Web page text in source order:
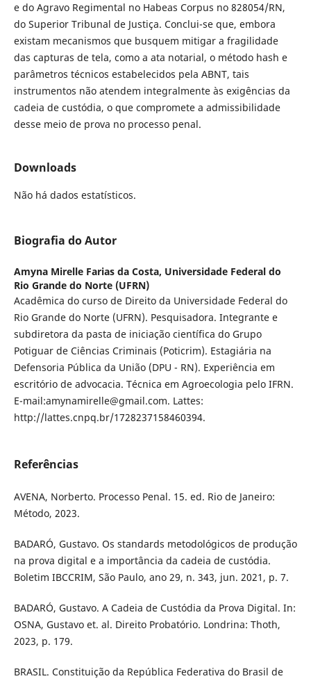
e do Agravo Regimental no Habeas Corpus no 828054/RN,
do Superior Tribunal de Justiça. Conclui-se que, embora
existam mecanismos que busquem mitigar a fragilidade
das capturas de tela, como a ata notarial, o método hash e
parâmetros técnicos estabelecidos pela ABNT, tais
instrumentos não atendem integralmente às exigências da
cadeia de custódia, o que compromete a admissibilidade
desse meio de prova no processo penal.
Downloads
Não há dados estatísticos.
Biografia do Autor
Amyna Mirelle Farias da Costa, Universidade Federal do
Rio Grande do Norte (UFRN)
Acadêmica do curso de Direito da Universidade Federal do
Rio Grande do Norte (UFRN). Pesquisadora. Integrante e
subdiretora da pasta de iniciação científica do Grupo
Potiguar de Ciências Criminais (Poticrim). Estagiária na
Defensoria Pública da União (DPU - RN). Experiência em
escritório de advocacia. Técnica em Agroecologia pelo IFRN.
E-mail:amynamirelle@gmail.com. Lattes:
http://lattes.cnpq.br/1728237158460394.
Referências
AVENA, Norberto. Processo Penal. 15. ed. Rio de Janeiro:
Método, 2023.
BADARÓ, Gustavo. Os standards metodológicos de produção
na prova digital e a importância da cadeia de custódia.
Boletim IBCCRIM, São Paulo, ano 29, n. 343, jun. 2021, p. 7.
BADARÓ, Gustavo. A Cadeia de Custódia da Prova Digital. In:
OSNA, Gustavo et. al. Direito Probatório. Londrina: Thoth,
2023, p. 179.
BRASIL. Constituição da República Federativa do Brasil de